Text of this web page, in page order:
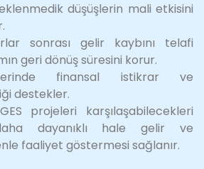
düşüşlerin mali etkisini
sonrası gelir kaybını telafi
geri dönüş süresini korur.
finansal istikrar ve
destekler.
projeleri karşılaşabilecekleri
dayanıklı hale gelir ve
faaliyet göstermesi sağlanır.